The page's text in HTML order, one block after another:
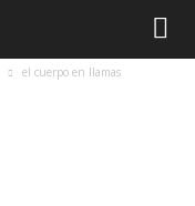
el cuerpo en llamas